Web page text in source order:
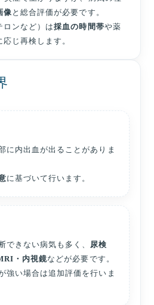
像 と総合評価が必要です。
ロンなど）は採血の時間帯や薬
じ再検します。
に内出血が出ることがありま
に基づいて行います。
できない病気も多く、 尿検
・内視鏡などが必要です。
強い場合は追加評価を行いま